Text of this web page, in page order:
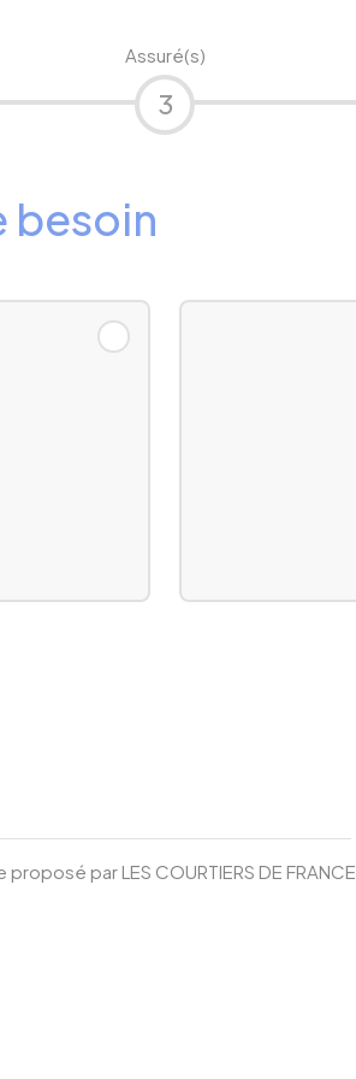
Assuré(s)
3
besoin
proposé par LES COURTIERS DE FRANCE